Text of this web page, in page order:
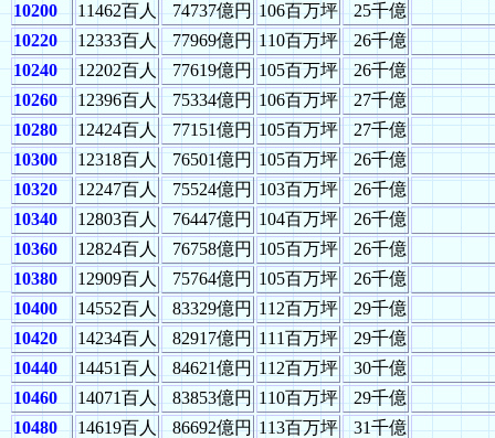
10200
11462百人 74737億円 106百万坪
25千億
10220
12333百人 77969億円 110百万坪
26千億
10240
12202百人 77619億円 105百万坪
26千億
10260
12396百人 75334億円 106百万坪
27千億
10280
12424百人 77151億円 105百万坪
27千億
10300
12318百人 76501億円 105百万坪
26千億
10320
12247百人 75524億円 103百万坪
26千億
10340
12803百人 76447億円 104百万坪
26千億
10360
12824百人 76758億円 105百万坪
26千億
10380
12909百人 75764億円 105百万坪
26千億
10400
14552百人 83329億円 112百万坪
29千億
10420
14234百人 82917億円 111百万坪
29千億
10440
14451百人 84621億円 112百万坪
30千億
10460
14071百人 83853億円 110百万坪
29千億
10480
14619百人 86692億円 113百万坪 31千億